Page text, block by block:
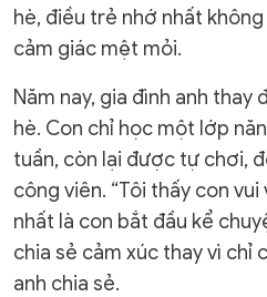
hè, điều trẻ nhớ nhất
cảm giác mệt mỏi.
Năm nay, gia đình anh thay
hè. Con chỉ học một lớp
tuần, còn lại được tự chơi,
công viên. “Tôi thấy con
nhất là con bắt đầu kể
chia sẻ cảm xúc thay vì chỉ
anh chia sẻ.